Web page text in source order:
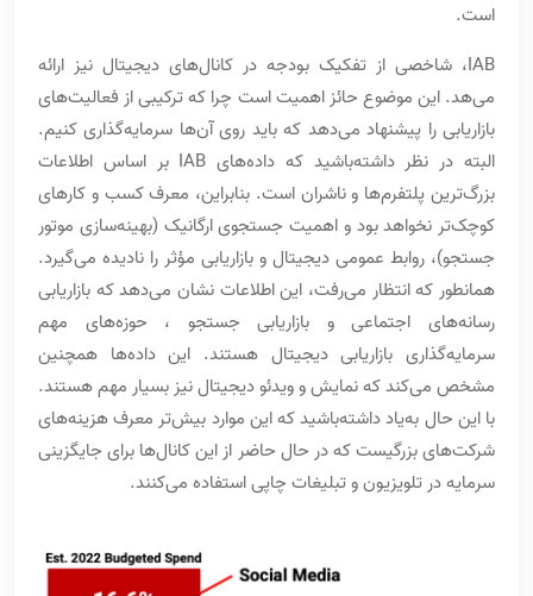
است.
IAB، شاخصی از تفکیک بودجه در کانال‌های دیجیتال نیز ارائه
می‌هد. این موضوع حائز اهمیت است چرا که ترکیبی از فعالیت‌های
بازاریابی را پیشنهاد می‌دهد که باید روی آن‌ها سرمایه‌گذاری کنیم.
البته در نظر داشته‌باشید که داده‌های IAB بر اساس اطلاعات
بزرگ‌ترین پلتفرم‌ها و ناشران است. بنابراین، معرف کسب و کارهای
کوچک‌تر نخواهد بود و اهمیت جستجوی ارگانیک (بهینه‌سازی موتور
جستجو)، روابط عمومی دیجیتال و بازاریابی مؤثر را نادیده می‌گیرد.
همانطور که انتظار می‌رفت، این اطلاعات نشان می‌‌دهد که بازاریابی
رسانه‌های اجتماعی و بازاریابی جستجو ، حوزه‌های مهم
سرمایه‌گذاری بازاریابی دیجیتال هستند. این داده‌ها همچنین
مشخص می‌کند که نمایش و ویدئو دیجیتال نیز بسیار مهم هستند.
با این حال به‌یاد داشته‌باشید که این موارد بیش‌تر معرف هزینه‌های
شرکت‌های بزرگیست که در حال حاضر از این کانال‌ها برای جایگزینی
سرمایه در تلویزیون و تبلیغات چاپی استفاده می‌کنند.